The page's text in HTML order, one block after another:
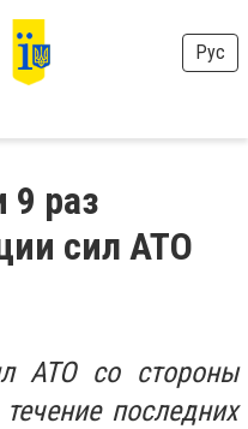
Рус
9 раз
сил АТО
АТО со стороны
последних